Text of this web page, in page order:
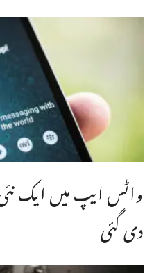
واٹس ایپ میں ایک
دی گئی